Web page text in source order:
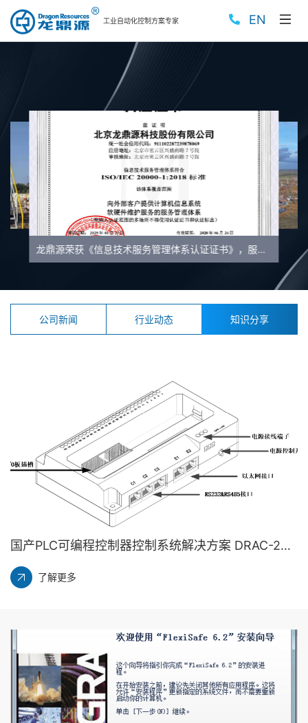
工业自动化控制方案专家 EN
行业资讯|“国铀一号”示范工程产出第一桶铀产品
公司新闻 行业动态 知识分享
国产PLC可编程控制器控制系统解决方案 DRAC-200 电池拨码说明 丨龙鼎源
了解更多